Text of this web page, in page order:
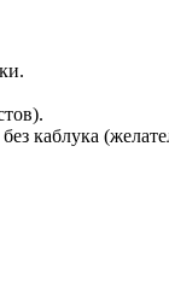
каблука